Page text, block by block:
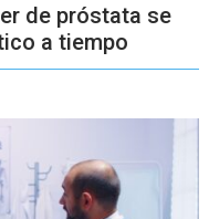
de próstata se
a tiempo